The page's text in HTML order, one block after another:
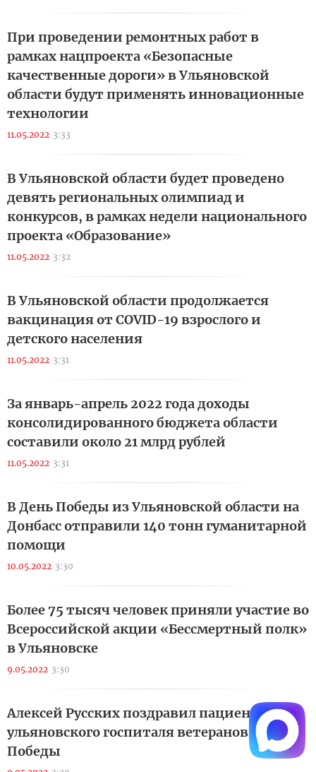
При проведении ремонтных работ в
рамках нацпроекта «Безопасные
качественные дороги» в Ульяновской
области будут применять инновационные
технологии
11.05.2022 3:33
В Ульяновской области будет проведено
девять региональных олимпиад и
конкурсов, в рамках недели национального
проекта «Образование»
11.05.2022 3:32
В Ульяновской области продолжается
вакцинация от COVID-19 взрослого и
детского населения
11.05.2022 3:31
За январь-апрель 2022 года доходы
консолидированного бюджета области
составили около 21 млрд рублей
11.05.2022 3:31
В День Победы из Ульяновской области на
Донбасс отправили 140 тонн гуманитарной
помощи
10.05.2022 3:30
Более 75 тысяч человек приняли участие во
Всероссийской акции «Бессмертный полк»
в Ульяновске
9.05.2022 3:30
Алексей Русских поздравил пациентов
ульяновского госпиталя ветеранов с Днём
Победы